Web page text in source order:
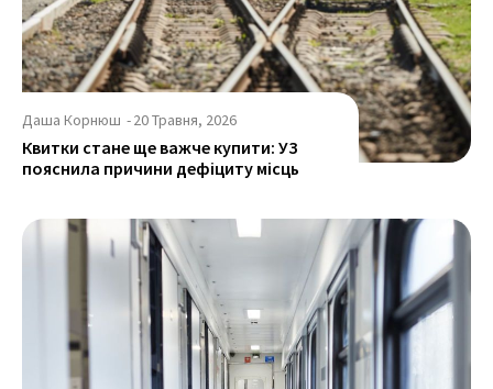
Даша Корнюш -20 Травня, 2026
Квитки стане ще важче купити: УЗ
пояснила причини дефіциту місць